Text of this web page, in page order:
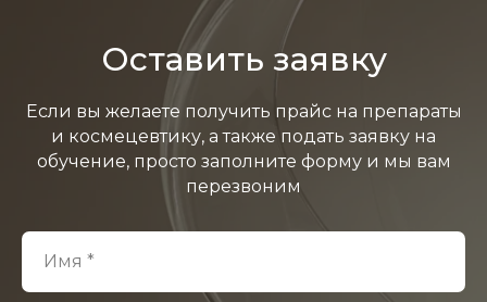
Оставить заявку
Если вы желаете получить прайс на препараты
и космецевтику, а также подать заявку на
обучение, просто заполните форму и мы вам
перезвоним
Имя *